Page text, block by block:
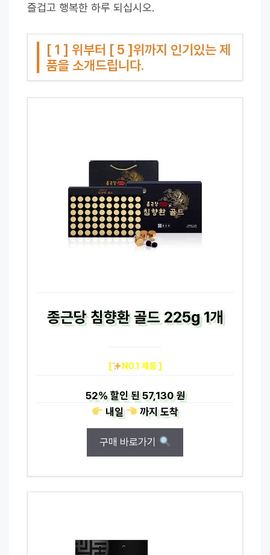
즐겁고 행복한 하루 되십시오.
[ 1 ] 위부터 [ 5 ]위까지 인기있는 제
품을 소개드립니다.
종근당 침향환 골드 225g 1개
[ NO.1 제품 ]
52%할인 된57,130 원
내일
까지도착
구매 바로가기